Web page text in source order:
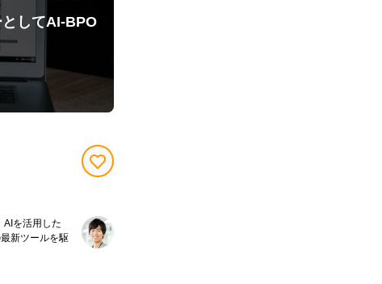
してAI-BPO
AIを活用した
新ツールを駆